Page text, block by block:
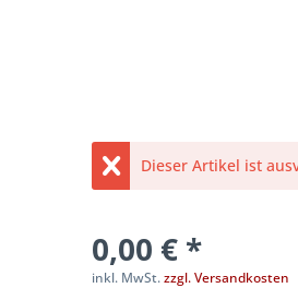
Dieser Artikel ist
0,00 € *
inkl. MwSt.zzgl. Versandkosten